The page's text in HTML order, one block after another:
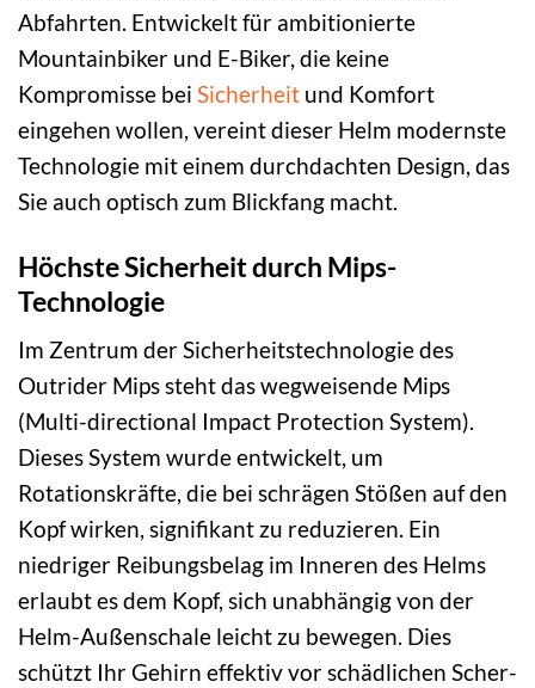
Abfahrten. Entwickelt für ambitionierte
Mountainbiker und E-Biker, die keine
Kompromisse bei Sicherheit und Komfort
eingehen wollen, vereint dieser Helm modernste
Technologie mit einem durchdachten Design, das
Sie auch optisch zum Blickfang macht.
Höchste Sicherheit durch Mips-
Technologie
Im Zentrum der Sicherheitstechnologie des
Outrider Mips steht das wegweisende Mips
(Multi-directional Impact Protection System).
Dieses System wurde entwickelt, um
Rotationskräfte, die bei schrägen Stößen auf den
Kopf wirken, signifikant zu reduzieren. Ein
niedriger Reibungsbelag im Inneren des Helms
erlaubt es dem Kopf, sich unabhängig von der
Helm-Außenschale leicht zu bewegen. Dies
schützt Ihr Gehirn effektiv vor schädlichen Scher-